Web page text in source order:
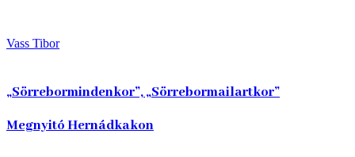
Vass Tibor
„Sörrebormindenkor”, „Sörrebormailartkor”
Megnyitó Hernádkakon